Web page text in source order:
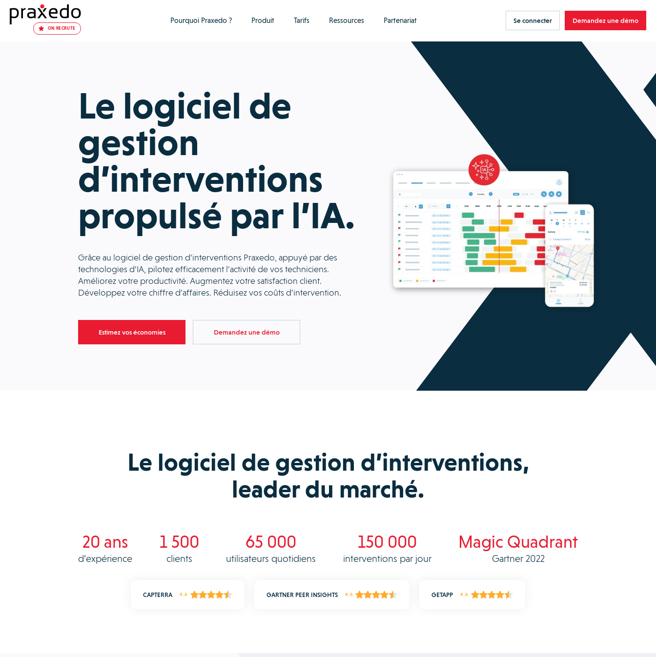
ON RECRUTE
Pourquoi Praxedo ? Produit Tarifs Ressources Partenariat Se connecter Demandez une démo
Le logiciel de
gestion
d’interventions
propulsé par l’IA.
Grâce au logiciel de gestion d’interventions Praxedo, appuyé par des
technologies d’IA, pilotez efficacement l’activité de vos techniciens.
Améliorez votre productivité. Augmentez votre satisfaction client.
Développez votre chiffre d’affaires. Réduisez vos coûts d’intervention.
Estimez vos économies Demandez une démo
Le logiciel de gestion d’interventions,
leader du marché.
20 ans
d’expérience
1 500
clients
65 000
utilisateurs quotidiens
150 000
interventions par jour
Magic Quadrant
Gartner 2022
CAPTERRA 4.6 GARTNER PEER INSIGHTS 4.6 GETAPP 4.6